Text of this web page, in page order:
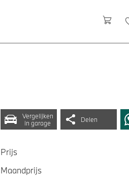
Vergelijken
in garage
Delen
Prijs
Maandprijs